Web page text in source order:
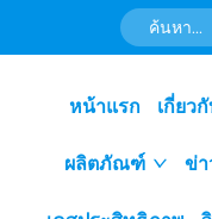
หน้าแรก เกี่ยว
ผลิตภัณฑ์ ข่า
สารบัญ
เหตุ
ไม่อา